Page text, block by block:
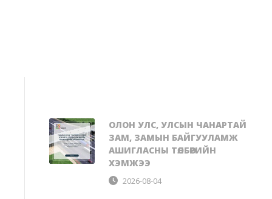
ОЛОН УЛС, УЛСЫН ЧАНАРТАЙ
ЗАМ, ЗАМЫН БАЙГУУЛАМЖ
АШИГЛАСНЫ ТӨЛБӨРИЙН
ХЭМЖЭЭ
2026-08-04